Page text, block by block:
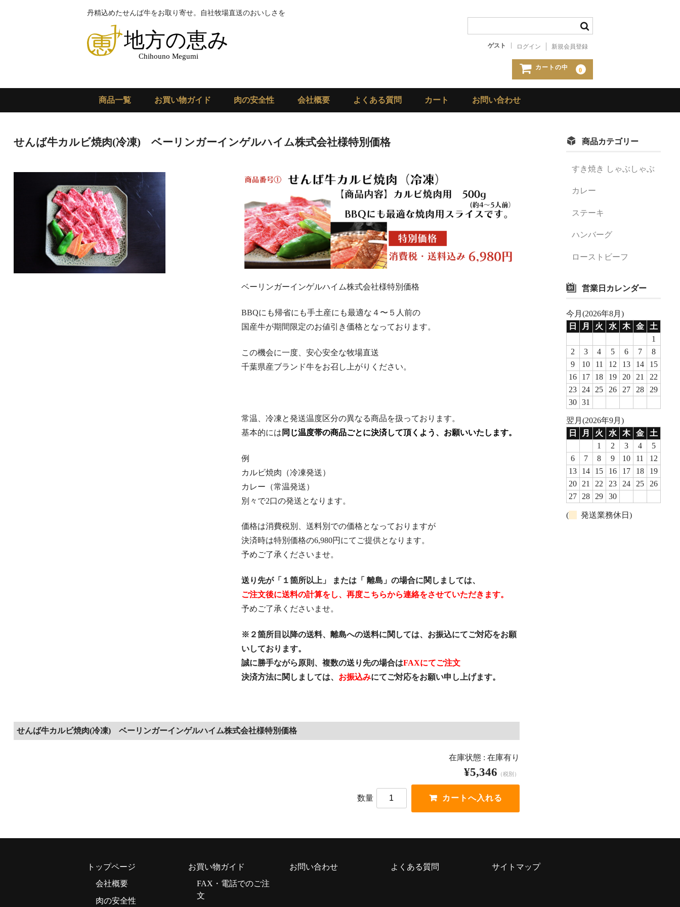
丹精込めたせんば牛をお取り寄せ。自社牧場直送のおいしさを
ゲスト ログイン 新規会員登録
カートの中 0
商品一覧 お買い物ガイド 肉の安全性 会社概要 よくある質問 カート お問い合わせ
せんば牛カルビ焼肉(冷凍) ベーリンガーインゲルハイム株式会社様特別価格
ベーリンガーインゲルハイム株式会社様特別価格
BBQにも帰省にも手土産にも最適な４〜５人前の
国産牛が期間限定のお値引き価格となっております。
この機会に一度、安心安全な牧場直送
千葉県産ブランド牛をお召し上がりください。
常温、冷凍と発送温度区分の異なる商品を扱っております。
基本的には 同じ温度帯の商品ごとに決済して頂くよう、お願いいたします。
例
カルビ焼肉（冷凍発送）
カレー（常温発送）
別々で2口の発送となります。
価格は消費税別、送料別での価格となっておりますが
決済時は特別価格の6,980円にてご提供となります。
予めご了承くださいませ。
送り先が「１箇所以上」 または「 離島」の場合に関しましては、
ご注文後に送料の計算をし、再度こちらから連絡をさせていただきます。
予めご了承くださいませ。
※２箇所目以降の送料、離島への送料に関しては、お振込にてご対応をお願
いしております。
誠に勝手ながら原則、 複数の送り先の場合はFAXにてご注文
決済方法に関しましては、 お振込みにてご対応をお願い申し上げます。
せんば牛カルビ焼肉(冷凍) ベーリンガーインゲルハイム株式会社様特別価格
在庫状態 : 在庫有り
¥5,346 （税別）
数量
商品カテゴリー
すき焼き しゃぶしゃぶ
カレー
ステーキ
ハンバーグ
ローストビーフ
営業日カレンダー
今月(2026年8月)
日
月 火 水 木 金
土
1
2
3 4 5 6 7
8
9
10 11 12 13 14
15
16
17 18 19 20 21
22
23
24 25 26 27 28
29
30 31
翌月(2026年9月)
日
月 火 水 木 金
土
1
2 3 4
5
6
7 8 9 10 11
12
13
14 15 16 17 18
19
20
21 22 23 24 25
26
27
28 29 30
( 発送業務休日)
トップページ
会社概要
肉の安全性
お買い物ガイド
FAX・電話でのご注
文
お問い合わせ よくある質問 サイトマップ